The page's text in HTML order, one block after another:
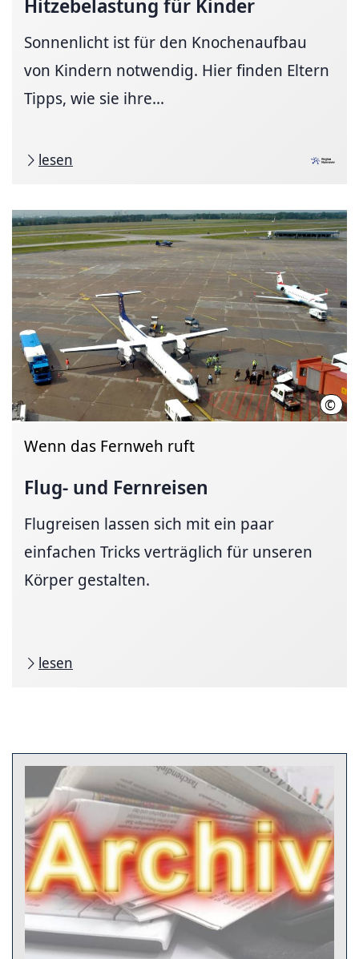
Sonnenlicht ist für den Knochenaufbau
von Kindern notwendig. Hier finden Eltern
Tipps, wie sie ihre...
lesen
©
Wenn das Fernweh ruft
Flug- und Fernreisen
Flugreisen lassen sich mit ein paar
einfachen Tricks verträglich für unseren
Körper gestalten.
lesen